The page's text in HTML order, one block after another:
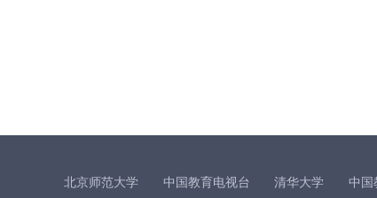
北京师范大学 中国教育电视台 清华大学 中国